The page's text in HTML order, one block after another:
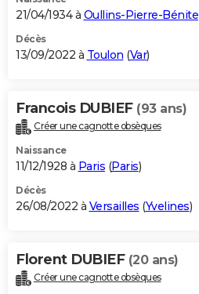
21/04/1934 à Oullins-Pierre-Bénite
Décès
13/09/2022 à Toulon (Var)
Francois DUBIEF (93 ans)
Créer une cagnotte obsèques
Naissance
11/12/1928 à Paris (Paris)
Décès
26/08/2022 à Versailles (Yvelines)
Florent DUBIEF (20 ans)
Créer une cagnotte obsèques